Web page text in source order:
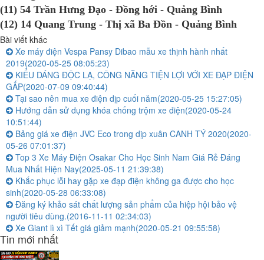
(11) 54 Trần Hưng Đạo - Đồng hới - Quảng Bình
(12) 14 Quang Trung - Thị xã Ba Đồn - Quảng Bình
Bài viết khác
Xe máy điện Vespa Pansy Dibao mẫu xe thịnh hành nhất
2019(2020-05-25 08:05:23)
KIỂU DÁNG ĐỘC LẠ, CÔNG NĂNG TIỆN LỢI VỚI XE ĐẠP ĐIỆN
GẤP(2020-07-09 09:40:44)
Tại sao nên mua xe điện dịp cuối năm(2020-05-25 15:27:05)
Hướng dẫn sử dụng khóa chống trộm xe điện(2020-05-24
10:51:44)
Bảng giá xe điện JVC Eco trong dịp xuân CANH TÝ 2020(2020-
05-26 07:01:37)
Top 3 Xe Máy Điện Osakar Cho Học Sinh Nam Giá Rẻ Đáng
Mua Nhất Hiện Nay(2025-05-11 21:39:38)
Khắc phục lỗi hay gặp xe đạp điện không ga được cho học
sinh(2020-05-28 06:33:08)
Đăng ký khảo sát chất lượng sản phẩm của hiệp hội bảo vệ
người tiêu dùng.(2016-11-11 02:34:03)
Xe Giant lì xì Tết giá giảm mạnh(2020-05-21 09:55:58)
Tin mới nhất